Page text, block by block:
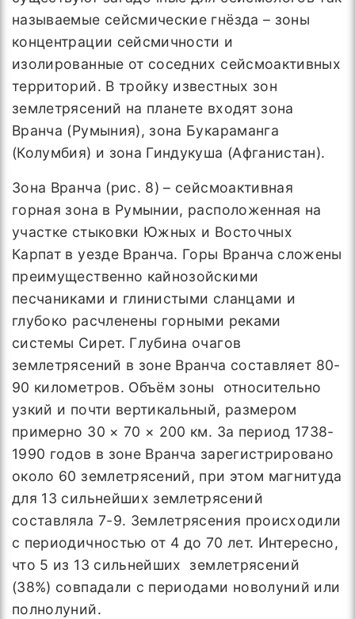
называемые сейсмические гнёзда – зоны
концентрации сейсмичности и
изолированные от соседних сейсмоактивных
территорий. В тройку известных зон
землетрясений на планете входят зона
Вранча (Румыния), зона Букараманга
(Колумбия) и зона Гиндукуша (Афганистан).
Зона Вранча (рис. 8) – сейсмоактивная
горная зона в Румынии, расположенная на
участке стыковки Южных и Восточных
Карпат в уезде Вранча. Горы Вранча сложены
преимущественно кайнозойскими
песчаниками и глинистыми сланцами и
глубоко расчленены горными реками
системы Сирет. Глубина очагов
землетрясений в зоне Вранча составляет 80-
90 километров. Объём зоны относительно
узкий и почти вертикальный, размером
примерно 30 × 70 × 200 км. За период 1738-
1990 годов в зоне Вранча зарегистрировано
около 60 землетрясений, при этом магнитуда
для 13 сильнейших землетрясений
составляла 7-9. Землетрясения происходили
с периодичностью от 4 до 70 лет. Интересно,
что 5 из 13 сильнейших землетрясений
(38%) совпадали с периодами новолуний или
полнолуний.